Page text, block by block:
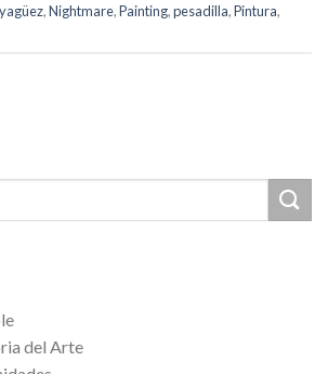
,Nightmare,Painting,pesadilla,Pintura,
del Arte